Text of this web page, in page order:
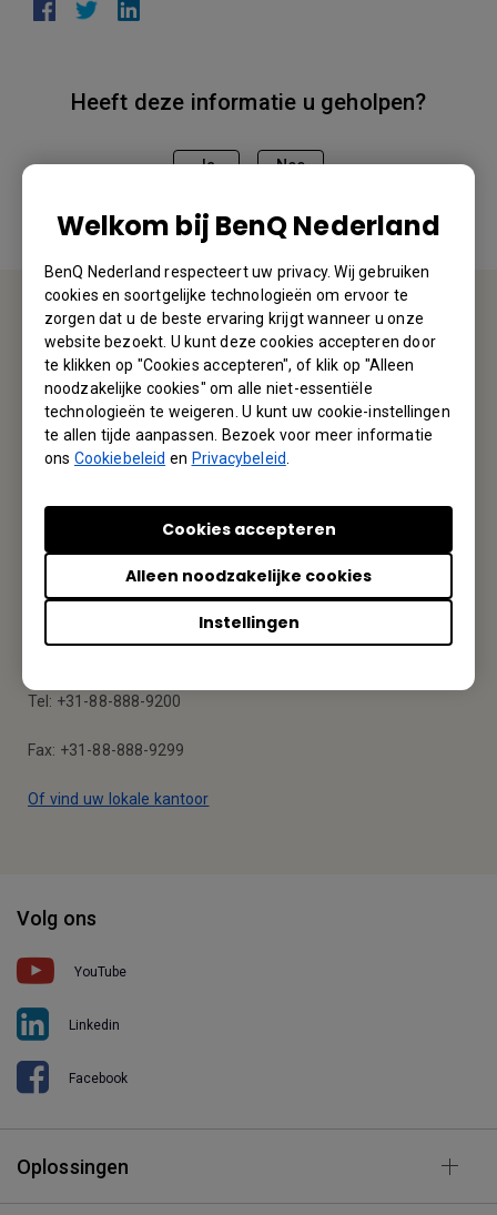
Welkom bij BenQ Nederland
BenQ Nederland respecteert uw privacy. Wij gebruiken
cookies en soortgelijke technologieën om ervoor te
zorgen dat u de beste ervaring krijgt wanneer u onze
website bezoekt. U kunt deze cookies accepteren door
te klikken op "Cookies accepteren", of klik op "Alleen
noodzakelijke cookies" om alle niet-essentiële
technologieën te weigeren. U kunt uw cookie-instellingen
te allen tijde aanpassen. Bezoek voor meer informatie
ons Cookiebeleid en Privacybeleid
Instellingen
Alleen noodzakelijke cookies
Cookies accepteren
Heeft deze informatie u geholpen?
Ja Nee
Servicedesk
Wij horen graag van u
Contacteer ons
Regiokantoor
BenQ Benelux B.V.
Tel: +31-88-888-9200
Fax: +31-88-888-9299
Of vind uw lokale kantoor
Volg ons
YouTube
Linkedin
Facebook
Oplossingen